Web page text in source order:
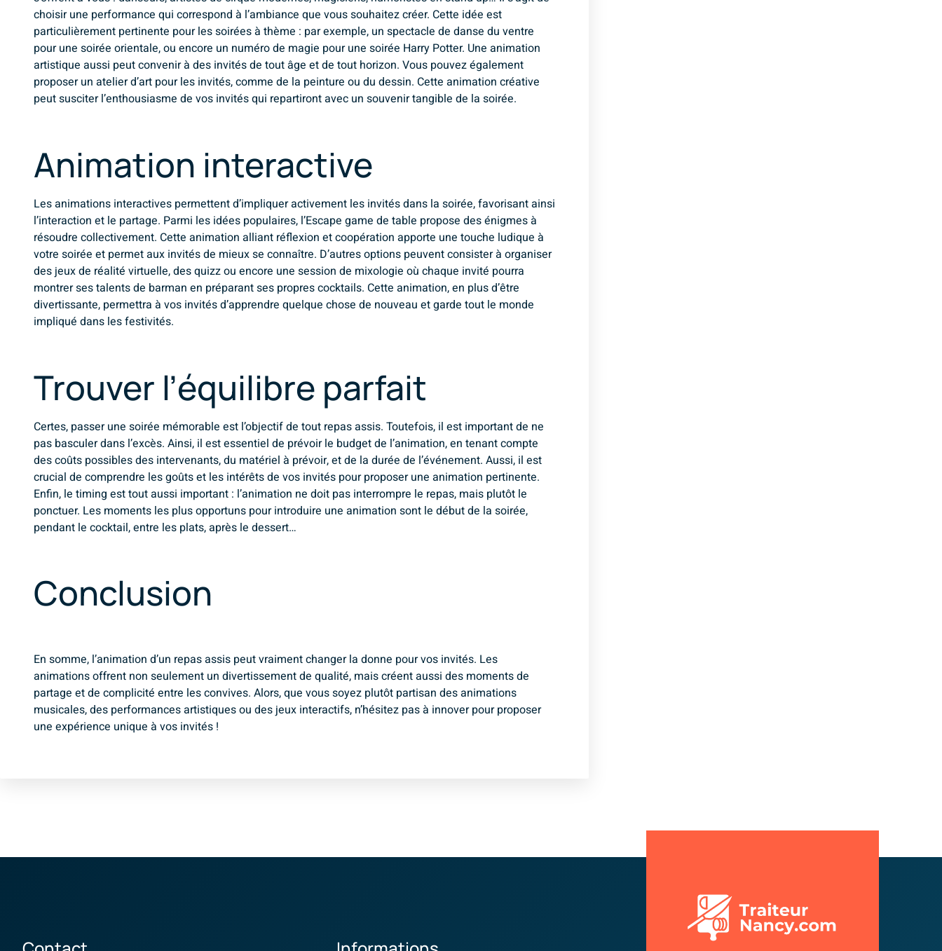
choisir une performance qui correspond à l’ambiance que vous souhaitez créer. Cette idée est
particulièrement pertinente pour les soirées à thème : par exemple, un spectacle de danse du ventre
pour une soirée orientale, ou encore un numéro de magie pour une soirée Harry Potter. Une animation
artistique aussi peut convenir à des invités de tout âge et de tout horizon. Vous pouvez également
proposer un atelier d’art pour les invités, comme de la peinture ou du dessin. Cette animation créative
peut susciter l’enthousiasme de vos invités qui repartiront avec un souvenir tangible de la soirée.
Animation interactive
Les animations interactives permettent d’impliquer activement les invités dans la soirée, favorisant ainsi
l’interaction et le partage. Parmi les idées populaires, l’Escape game de table propose des énigmes à
résoudre collectivement. Cette animation alliant réflexion et coopération apporte une touche ludique à
votre soirée et permet aux invités de mieux se connaître. D’autres options peuvent consister à organiser
des jeux de réalité virtuelle, des quizz ou encore une session de mixologie où chaque invité pourra
montrer ses talents de barman en préparant ses propres cocktails. Cette animation, en plus d’être
divertissante, permettra à vos invités d’apprendre quelque chose de nouveau et garde tout le monde
impliqué dans les festivités.
Trouver l’équilibre parfait
Certes, passer une soirée mémorable est l’objectif de tout repas assis. Toutefois, il est important de ne
pas basculer dans l’excès. Ainsi, il est essentiel de prévoir le budget de l’animation, en tenant compte
des coûts possibles des intervenants, du matériel à prévoir, et de la durée de l’événement. Aussi, il est
crucial de comprendre les goûts et les intérêts de vos invités pour proposer une animation pertinente.
Enfin, le timing est tout aussi important : l’animation ne doit pas interrompre le repas, mais plutôt le
ponctuer. Les moments les plus opportuns pour introduire une animation sont le début de la soirée,
pendant le cocktail, entre les plats, après le dessert…
Conclusion
En somme, l’animation d’un repas assis peut vraiment changer la donne pour vos invités. Les
animations offrent non seulement un divertissement de qualité, mais créent aussi des moments de
partage et de complicité entre les convives. Alors, que vous soyez plutôt partisan des animations
musicales, des performances artistiques ou des jeux interactifs, n’hésitez pas à innover pour proposer
une expérience unique à vos invités !